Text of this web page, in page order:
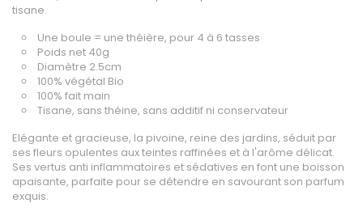
tisane.
Une boule = une théière, pour 4 à 6 tasses
Poids net 40g
Diamètre 2.5cm
100% végétal Bio
100% fait main
Tisane, sans théine, sans additif ni conservateur
Elégante et gracieuse, la pivoine, reine des jardins, séduit par
ses fleurs opulentes aux teintes raffinées et à l'arôme délicat.
Ses vertus anti inflammatoires et sédatives en font une boisson
apaisante, parfaite pour se détendre en savourant son parfum
exquis.